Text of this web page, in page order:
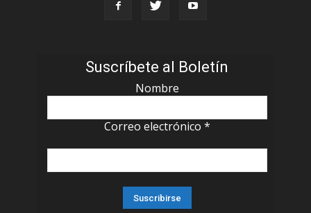
Suscríbete al Boletín
Nombre
Correo electrónico *